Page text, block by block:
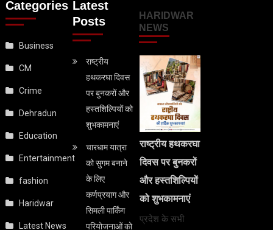
Categories
Business
CM
Crime
Dehradun
Education
Entertainment
fashion
Haridwar
Latest News
Latest
Posts
राष्ट्रीय
हथकरघा दिवस
पर बुनकरों और
हस्तशिल्पियों को
शुभकामनाएं
चारधाम यात्रा
को सुगम बनाने
के लिए
कर्णप्रयाग और
सिमली पार्किंग
परियोजनाओं को
HARIDWAR
NEWS
राष्ट्रीय हथकरघा
दिवस पर बुनकरों
और हस्तशिल्पियों
को शुभकामनाएं
प्रदेश के सभी